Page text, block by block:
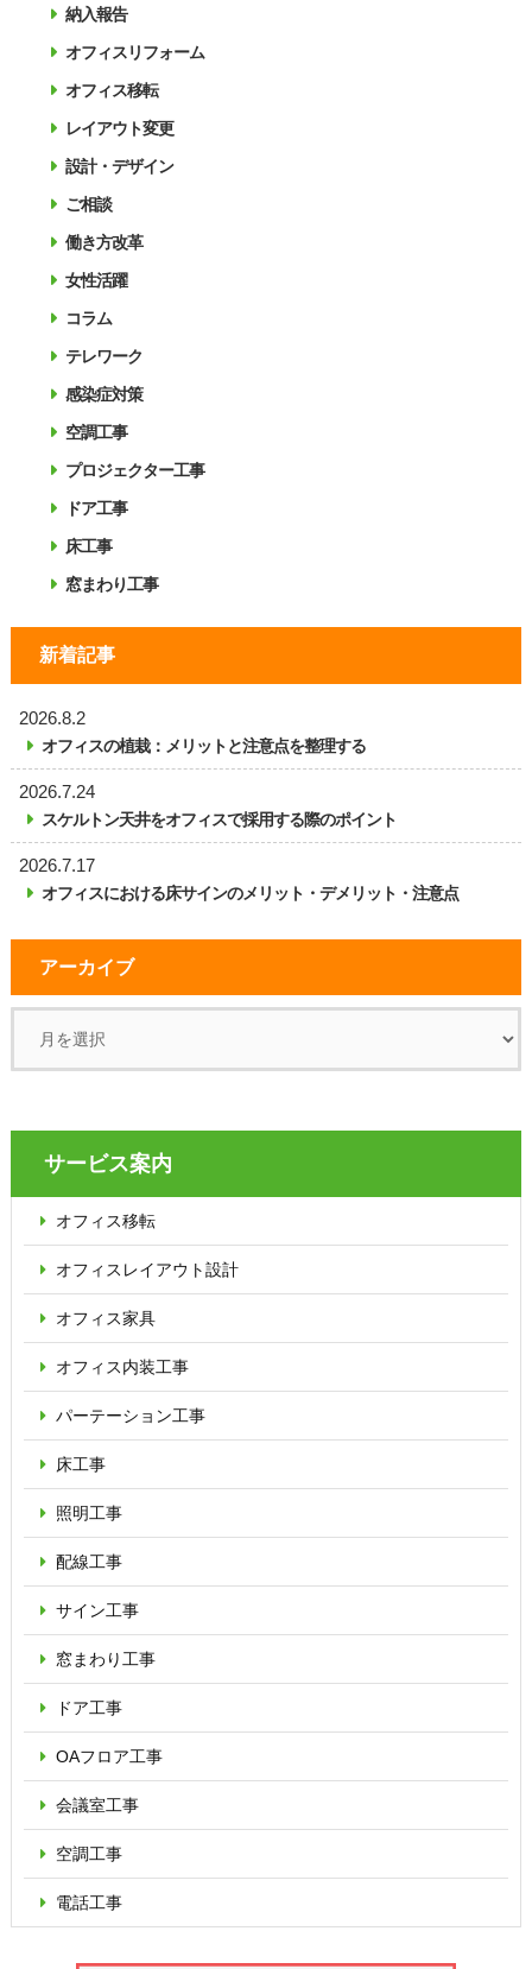
納入報告
オフィスリフォーム
オフィス移転
レイアウト変更
設計・デザイン
ご相談
働き方改革
女性活躍
コラム
テレワーク
感染症対策
空調工事
プロジェクター工事
ドア工事
床工事
窓まわり工事
新着記事
2026.8.2
オフィスの植栽：メリットと注意点を整理する
2026.7.24
スケルトン天井をオフィスで採用する際のポイント
2026.7.17
オフィスにおける床サインのメリット・デメリット・注意点
アーカイブ
サービス案内
オフィス移転
オフィス レイアウト設計
オフィス家具
オフィス内装工事
パーテーション工事
床工事
照明工事
配線工事
サイン工事
窓まわり工事
ドア工事
OAフロア工事
会議室工事
空調工事
電話工事